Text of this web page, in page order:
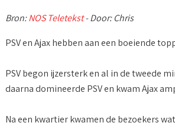
Bron:NOS Teletekst- Door: Chris
PSV en Ajax hebben aan een boeiende
PSV begon ijzersterk en al in de tweede
daarna domineerde PSV en kwam Ajax
Na een kwartier kwamen de bezoekers